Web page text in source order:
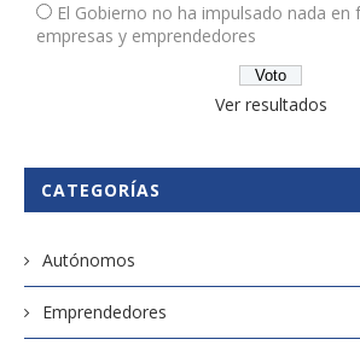
El Gobierno no ha impulsado nada en
empresas y emprendedores
Ver resultados
CATEGORÍAS
Autónomos
Emprendedores